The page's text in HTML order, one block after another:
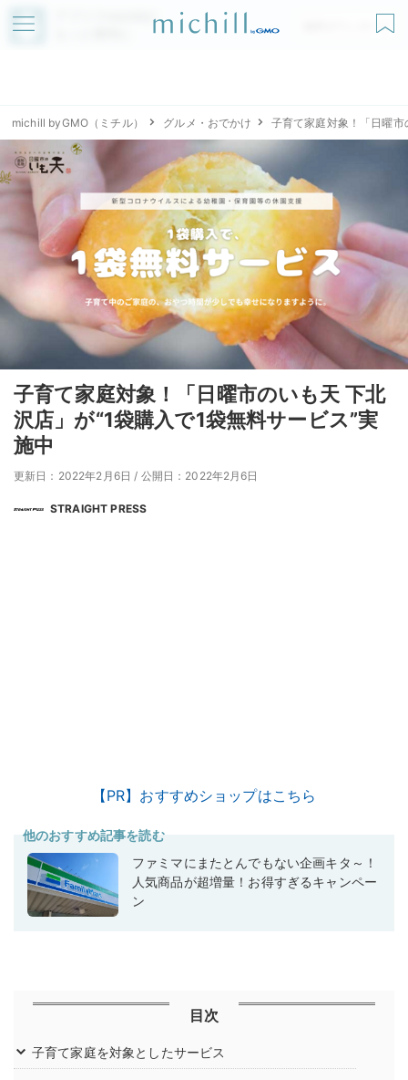
アプリでmichillが
無料ダウンロード
michill byGMO（ミチル） グルメ・おでかけ 子育て家庭対象！「日曜
子育て家庭対象！「日曜市のいも天 下北
沢店」が“1袋購入で1袋無料サービス”実
施中
更新日：2022年2月6日 / 公開日：2022年2月6日
STRAIGHT PRESS
【PR】おすすめショップはこちら
他のおすすめ記事を読む
ファミマにまたとんでもない企画キタ～！
人気商品が超増量！お得すぎるキャンペー
ン
目次
子育て家庭を対象としたサービス